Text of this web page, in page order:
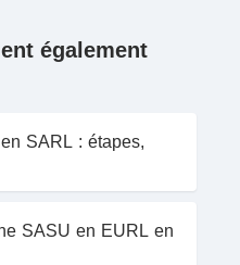
également
SARL : étapes,
SASU en EURL en